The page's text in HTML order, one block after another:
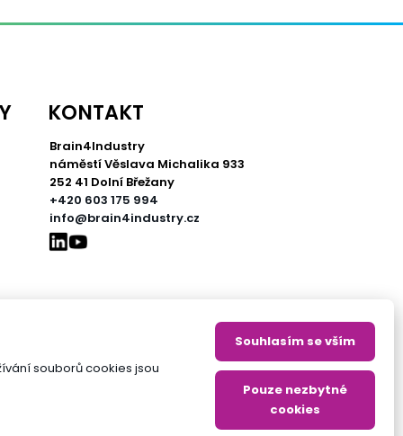
KONTAKT
Brain4Industry
náměstí Věslava Michalika 933
252 41 Dolní Břežany
+420 603 175 994
info@brain4industry.cz
souborů cookies jsou
Souhlasím se vším
Pouze nezbytné
cookies